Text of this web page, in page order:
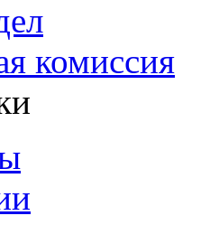
комиссия